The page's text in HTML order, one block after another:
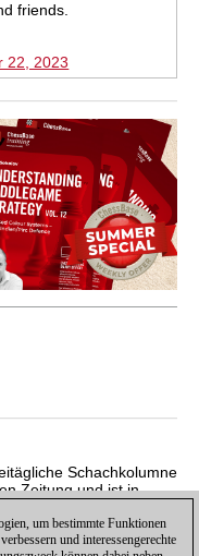
friends.
22, 2023
Schachkolumne
Zeitung und ist in
der Internationale
um bestimmte Funktionen
und interessengerechte